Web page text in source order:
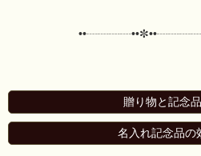
贈り物と記念
名入れ記念品の